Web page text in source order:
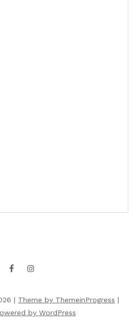
| Theme by ThemeinProgress |
by WordPress